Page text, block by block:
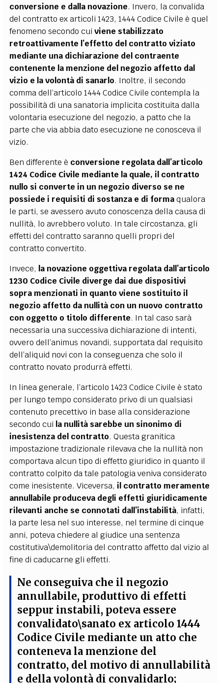
conversione e dalla novazione. Invero, la convalida
del contratto ex articoli 1423, 1444 Codice Civile è quel
fenomeno secondo cuiviene stabilizzato
retroattivamente l’effetto del contratto viziato
mediante una dichiarazione del contraente
contenente la menzione del negozio affetto dal
vizio e la volontà di sanarlo. Inoltre, il secondo
comma dell’articolo 1444 Codice Civile contempla la
possibilità di una sanatoria implicita costituita dalla
volontaria esecuzione del negozio, a patto che la
parte che via abbia dato esecuzione ne conosceva il
vizio.
Ben differente è conversione regolata dall’articolo
1424 Codice Civile mediante la quale, il contratto
nullo si converte in un negozio diverso se ne
possiede i requisiti di sostanza e di formaqualora
le parti, se avessero avuto conoscenza della causa di
nullità, lo avrebbero voluto. In tale circostanza, gli
effetti del contratto saranno quelli propri del
contratto convertito.
Invece, la novazione oggettiva regolata dall’articolo
1230 Codice Civile diverge dai due dispositivi
sopra menzionati in quanto viene sostituito il
negozio affetto da nullità con un nuovo contratto
con oggetto o titolo differente. In tal caso sarà
necessaria una successiva dichiarazione di intenti,
ovvero dell’animus novandi, supportata dal requisito
dell’aliquid novi con la conseguenza che solo il
contratto novato produrrà effetti.
In linea generale, l’articolo 1423 Codice Civile è stato
per lungo tempo considerato privo di un qualsiasi
contenuto precettivo in base alla considerazione
secondo cui la nullità sarebbe un sinonimo di
inesistenza del contratto. Questa granitica
impostazione tradizionale rilevava che la nullità non
comportava alcun tipo di effetto giuridico in quanto il
contratto colpito da tale patologia veniva considerato
come inesistente. Viceversa, il contratto meramente
annullabile produceva degli effetti giuridicamente
rilevanti anche se connotati dall’instabilità, infatti,
la parte lesa nel suo interesse, nel termine di cinque
anni, poteva chiedere al giudice una sentenza
costitutiva\demolitoria del contratto affetto dal vizio al
fine di caducarne gli effetti.
Ne conseguiva che il negozio
annullabile, produttivo di effetti
seppur instabili, poteva essere
convalidato\sanato ex articolo 1444
Codice Civile mediante un atto che
conteneva la menzione del
contratto, del motivo di annullabilità
e della volontà di convalidarlo;